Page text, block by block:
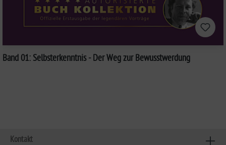
Band 01: Selbsterkenntnis - Der Weg zur Bewusstwerdung
Kontakt